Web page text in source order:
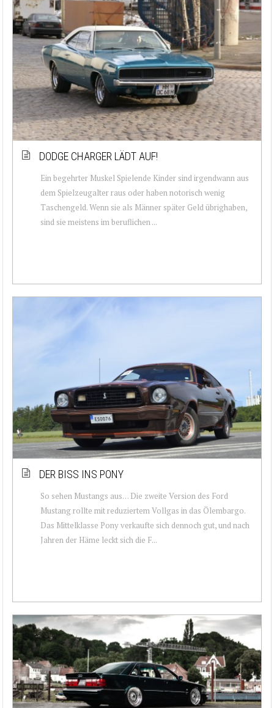
DODGE CHARGER LÄDT AUF!
Ein begehrter Muskel Spielende Kinder sind irgendwann aus
dem Spielzeugalter raus oder haben notorisch wenig
Taschengeld. Wenn sie als Männer später Geld übrighaben,
sind sie meistens im beruflichen ...
DER BISS INS PONY
So sehen Mustangs aus… Die zweite Version des Ford
Mustang rollte mit reduziertem Vollgas in das Ölembargo.
Das Mittelklasse Pony verkaufte sich dennoch gut, und nach
Jahren der Häme leckt sich die F...